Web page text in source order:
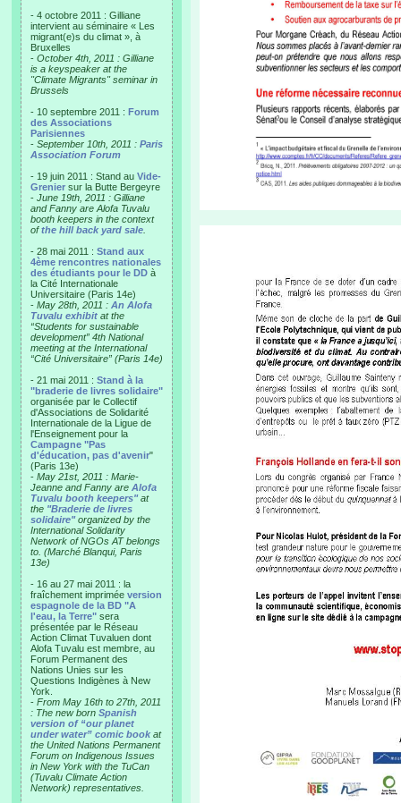
- 4 octobre 2011 : Gilliane
intervient au séminaire « Les
migrant(e)s du climat », à
Bruxelles
- October 4th, 2011 : Gilliane
is a keyspeaker at the
"Climate Migrants" seminar in
Brussels
- 10 septembre 2011 : Forum
des Associations
Parisiennes
- September 10th, 2011 : Paris
Association Forum
- 19 juin 2011 : Stand au Vide-
Grenier sur la Butte Bergeyre
- June 19th, 2011 : Gilliane
and Fanny are Alofa Tuvalu
booth keepers in the context
ofthe hill back yard sale
- 28 mai 2011 : Stand aux
4ème rencontres nationales
des étudiants pour le DD à
la Cité Internationale
Universitaire (Paris 14e)
- May 28th, 2011 : An Alofa
Tuvalu exhibit at the
“Students for sustainable
development” 4th National
meeting at the International
“Cité Universitaire” (Paris 14e)
- 21 mai 2011 : Stand à la
"braderie de livres solidaire"
organisée par le Collectif
d'Associations de Solidarité
Internationale de la Ligue de
l'Enseignement pour la
Campagne "Pas
d'éducation, pas d'avenir"
(Paris 13e)
- May 21st, 2011 : Marie-
Jeanne and Fanny are Alofa
Tuvalu booth keepers"at
the "Braderie de livres
solidaire"organized by the
International Solidarity
Network of NGOs AT belongs
to. (Marché Blanqui, Paris
13e)
- 16 au 27 mai 2011 : la
fraîchement imprimée version
espagnole de la BD "A
l'eau, la Terre" sera
présentée par le Réseau
Action Climat Tuvaluen dont
Alofa Tuvalu est membre, au
Forum Permanent des
Nations Unies sur les
Questions Indigènes à New
York.
- From May 16th to 27th, 2011
: The new born Spanish
version of “our planet
under water” comic book at
the United Nations Permanent
Forum on Indigenous Issues
in New York with the TuCan
(Tuvalu Climate Action
Network) representatives.